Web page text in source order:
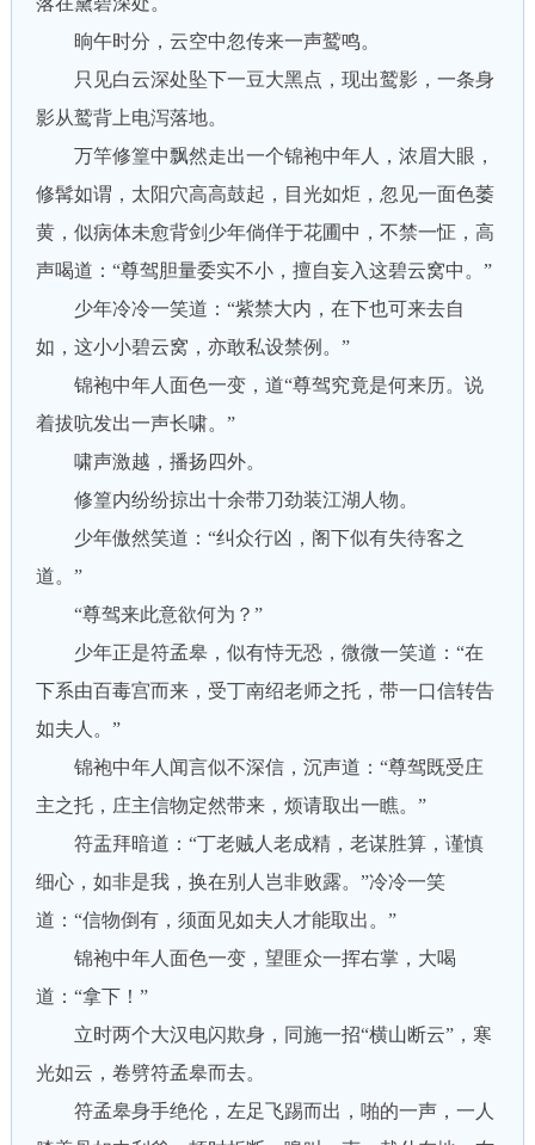
晌午时分，云空中忽传来一声鹫鸣。
只见白云深处坠下一豆大黑点，现出鹫影，一条身
影从鹫背上电泻落地。
万竿修篁中飘然走出一个锦袍中年人，浓眉大眼，
修髯如谓，太阳穴高高鼓起，目光如炬，忽见一面色萎
黄，似病体未愈背剑少年倘佯于花圃中，不禁一怔，高
声喝道：“尊驾胆量委实不小，擅自妄入这碧云窝中。”
少年冷冷一笑道：“紫禁大内，在下也可来去自
如，这小小碧云窝，亦敢私设禁例。”
锦袍中年人面色一变，道“尊驾究竟是何来历。说
着拔吭发出一声长啸。”
啸声激越，播扬四外。
修篁内纷纷掠出十余带刀劲装江湖人物。
少年傲然笑道：“纠众行凶，阁下似有失待客之
道。”
“尊驾来此意欲何为？”
少年正是符孟皋，似有恃无恐，微微一笑道：“在
下系由百毒宫而来，受丁南绍老师之托，带一口信转告
如夫人。”
锦袍中年人闻言似不深信，沉声道：“尊驾既受庄
主之托，庄主信物定然带来，烦请取出一瞧。”
符盂拜暗道：“丁老贼人老成精，老谋胜算，谨慎
细心，如非是我，换在别人岂非败露。”冷冷一笑
道：“信物倒有，须面见如夫人才能取出。”
锦袍中年人面色一变，望匪众一挥右掌，大喝
道：“拿下！”
立时两个大汉电闪欺身，同施一招“横山断云”，寒
光如云，卷劈符孟皋而去。
符孟皋身手绝伦，左足飞踢而出，啪的一声，一人